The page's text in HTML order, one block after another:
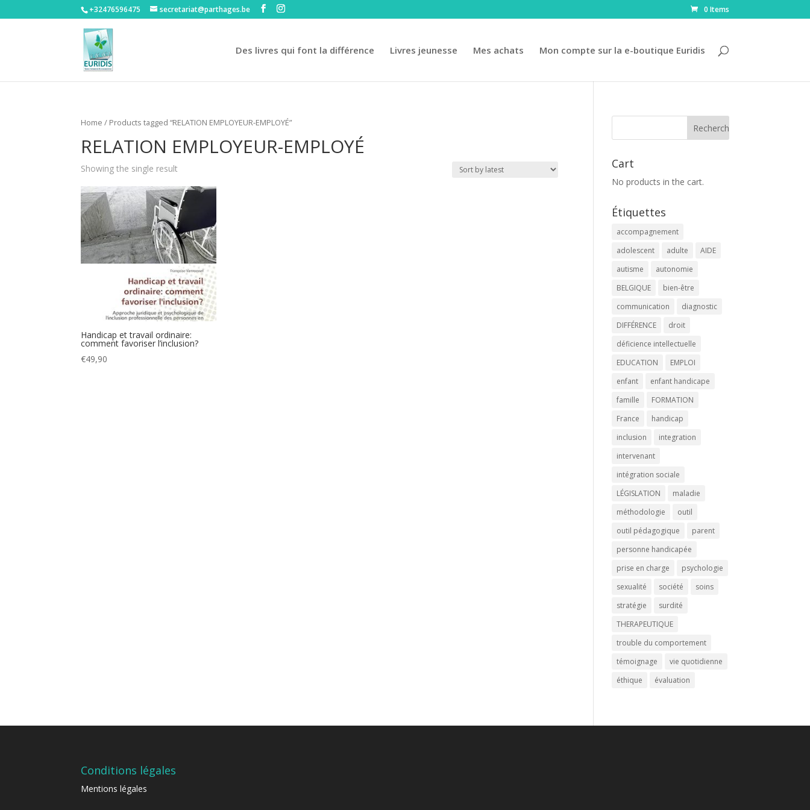
+32476596475‬ secretariat@parthages.be 0 Items
Des livres qui font la différence Livres jeunesse Mes achats Mon compte sur la e-boutique Euridis
Home / Products tagged “RELATION EMPLOYEUR-EMPLOYÉ”
RELATION EMPLOYEUR-EMPLOYÉ
Showing the single result
Handicap et travail ordinaire:
comment favoriser l’inclusion?
€49,90
Cart
No products in the cart.
Étiquettes
accompagnement
adolescent
adulte
AIDE
autisme
autonomie
BELGIQUE
bien-être
communication
diagnostic
DIFFÉRENCE
droit
déficience intellectuelle
EDUCATION
EMPLOI
enfant
enfant handicape
famille
FORMATION
France
handicap
inclusion
integration
intervenant
intégration sociale
LÉGISLATION
maladie
méthodologie
outil
outil pédagogique
parent
personne handicapée
prise en charge
psychologie
sexualité
société
soins
stratégie
surdité
THERAPEUTIQUE
trouble du comportement
témoignage
vie quotidienne
éthique
évaluation
Conditions légales
Mentions légales